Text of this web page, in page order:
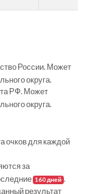
России. Может
округа.
РФ. Может
округа.
очков для каждой
за
160 дней .
результат